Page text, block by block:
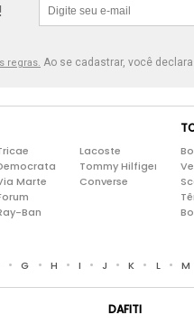
regras. Ao se cadastrar, você
Marte
Ban
Lacoste
Tommy Hilfiger
Converse
• G • H • I • J • K • L • M
DAFITI